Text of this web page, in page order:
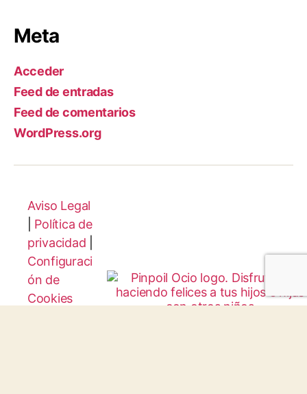
Meta
Acceder
Feed de entradas
Feed de comentarios
WordPress.org
Aviso Legal
Política de
privacidad
Configuraci
ón de
Cookies